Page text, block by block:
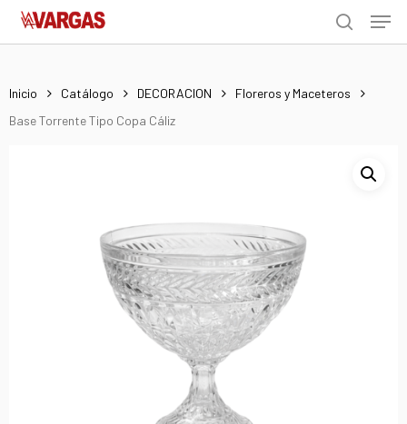
Skip
search
Menu
Inicio Catálogo DECORACION
Floreros y Maceteros
Base Torrente Tipo Copa Cáliz